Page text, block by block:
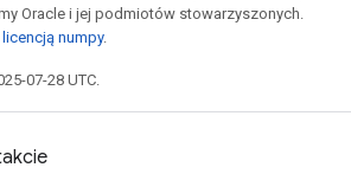
Oracle i jej podmiotów stowarzyszonych.
licencją numpy.
07-28 UTC.